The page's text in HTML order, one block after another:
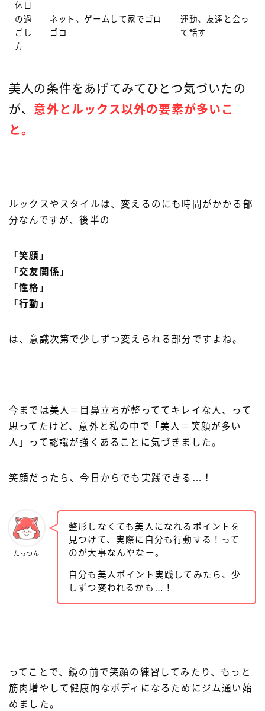
休日
の過
ごし
方
ネット、ゲームして家でゴロ
ゴロ
運動、友達と会っ
て話す
美人の条件をあげてみてひとつ気づいたの
が、 意外とルックス以外の要素が多いこ
と。
ルックスやスタイルは、変えるのにも時間がかかる部
分なんですが、後半の
「笑顔」
「交友関係」
「性格」
「行動」
は、意識次第で少しずつ変えられる部分ですよね。
今までは美人＝目鼻立ちが整っててキレイな人、って
思ってたけど、意外と私の中で「美人＝笑顔が多い
人」って認識が強くあることに気づきました。
笑顔だったら、今日からでも実践できる…！
たっつん
整形しなくても美人になれるポイントを
見つけて、実際に自分も行動する！って
のが大事なんやなー。
自分も美人ポイント実践してみたら、少
しずつ変われるかも…！
ってことで、鏡の前で笑顔の練習してみたり、もっと
筋肉増やして健康的なボディになるためにジム通い始
めました。